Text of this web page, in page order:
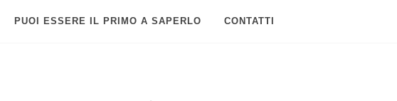
PUOI ESSERE IL PRIMO A SAPERLO CONTATTI